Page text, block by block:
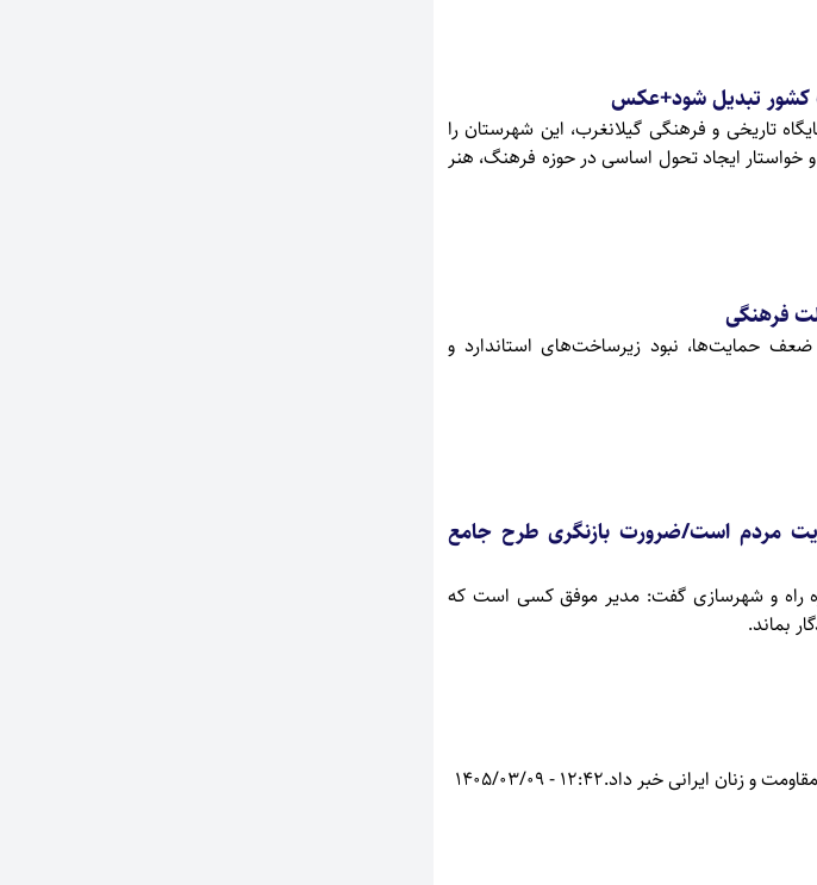
کشور تبدیل شود+عکس
تاریخی و فرهنگی گیلانغرب، این شهرستان را
ایجاد تحول اساسی در حوزه فرهنگ، هنر
فرهنگی
حمایت‌ها، نبود زیرساخت‌های استاندارد و
مردم است/ضرورت بازنگری طرح جامع
راه و شهرسازی گفت: مدیر موفق کسی است که
بماند.
و زنان ایرانی خبر داد.12:42 - 1405/03/09